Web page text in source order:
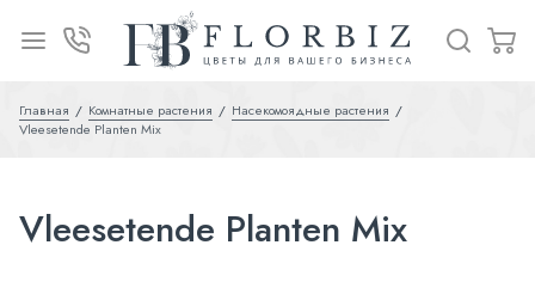
Главная Комнатные растения
Насекомоядные растения
Vleesetende Planten Mix
Vleesetende Planten Mix